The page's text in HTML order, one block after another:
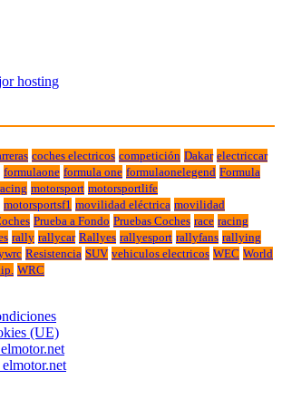
coches electricos competición Dakar electriccar
formulaone formula one formulaonelegend Formula
motorsport motorsportlife
motorsportsf1 movilidad eléctrica movilidad
Prueba a Fondo Pruebas Coches race racing
rally rallycar Rallyes rallyesport rallyfans rallying
Resistencia SUV vehiculos electricos WEC World
WRC
(UE)